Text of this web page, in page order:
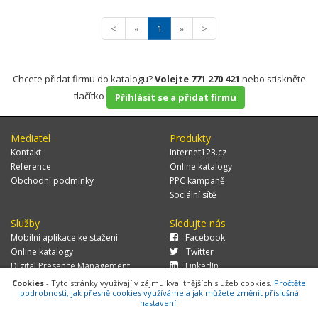
< « 1 » >
Chcete přidat firmu do katalogu?Volejte 771 270 421 nebo stiskněte
tlačítko
Přihlásit se a přidat firmu
Mediatel
Kontakt
Reference
Obchodní podmínky
Produkty
Internet123.cz
Online katalogy
PPC kampaně
Sociální sítě
Služby
Mobilní aplikace ke stažení
Online katalogy
Digital Presence Management
Více zákazníků
Sledujte nás
Facebook
Twitter
LinkedIn
Cookies - Tyto stránky využívají v zájmu kvalitnějších služeb cookies. Pročtěte
podrobnosti, jak přesně cookies využíváme a jak můžete změnit příslušná
nastavení.